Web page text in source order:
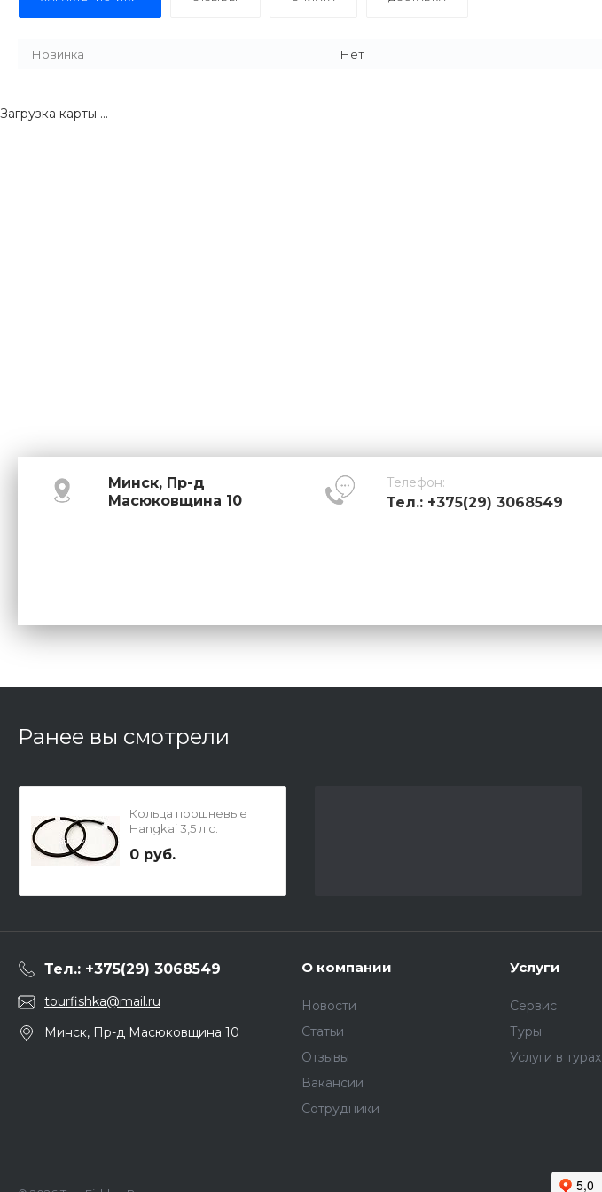
Новинка Нет
Загрузка карты ...
Минск, Пр-д
Масюковщина 10
Телефон:
Тел.: +375(29) 3068549
Ранее вы смотрели
Кольца поршневые
Hangkai 3,5 л.с.
0 руб.
Тел.: +375(29) 3068549
tourfishka@mail.ru
Минск, Пр-д Масюковщина 10
О компании
Новости
Статьи
Отзывы
Вакансии
Сотрудники
Услуги
Сервис
Туры
Услуги в турах